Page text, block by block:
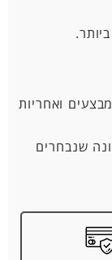
ואחריות
שנבחרים